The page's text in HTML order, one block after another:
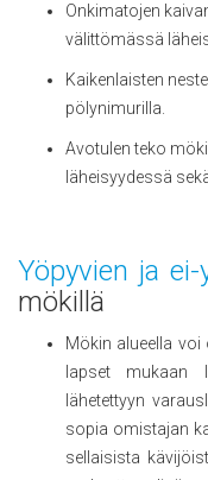
Onkimatojen
välittömässä
Kaikenlaisten
pölynimurilla.
Avotulen teko
läheisyydessä
Yöpyvien ja ei-
mökillä
Mökin alueella
lapset mukaan
lähetettyyn
sopia omistajan
sellaisista